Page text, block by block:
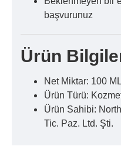
başvurunuz
Ürün
Net Miktar: 100 ML
Ürün Türü:
Ürün Sahibi:
Tic. Paz. Ltd. Şti.